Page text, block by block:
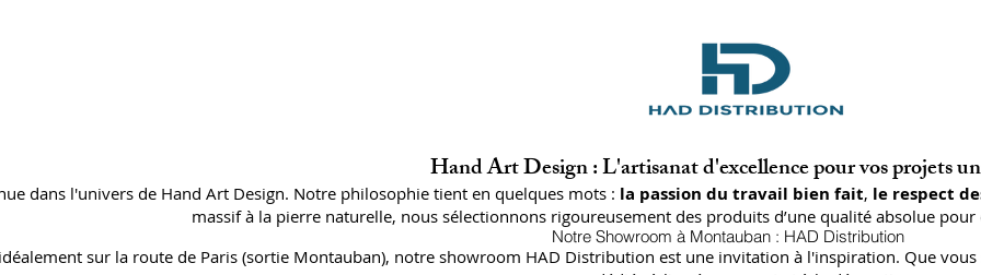
Hand Art Design : L'artisanat d'excellence pour vos projets
dans l'univers de Hand Art Design. Notre philosophie tient en quelques mots : la passion du travail bien fait, le respect
massif à la pierre naturelle, nous sélectionnons rigoureusement des produits d’une qualité absolue pour
Notre Showroom à Montauban : HAD Distribution
sur la route de Paris (sortie Montauban), notre showroom HAD Distribution est une invitation à l'inspiration. Que